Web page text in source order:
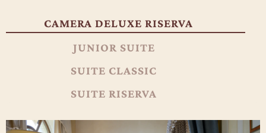
CAMERA DELUXE RISERVA
JUNIOR SUITE
SUITE CLASSIC
SUITE RISERVA